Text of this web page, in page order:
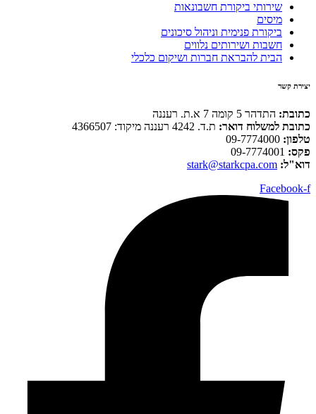
שירותי ביקורת חשבונאות
מיסים
ביקורת פנימית וניהול סיכונים
חשבות ושירותים נלווים
הבית להבראת חברות ושיקום כלכלי
יצירת קשר
כתובת: התדהר 5 קומה 7 א.ת. רעננה
כתובת למשלוח דואר: ת.ד. 4242 רעננה מיקוד: 4366507
טלפון:
פקס:
דוא"ל: stark@starkcpa.com
Facebook-f